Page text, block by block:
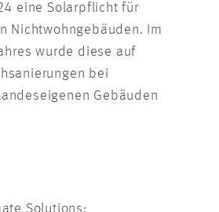
eine Solarpflicht für
Nichtwohngebäuden. Im
wurde diese auf
bei
Gebäuden
Solutions: